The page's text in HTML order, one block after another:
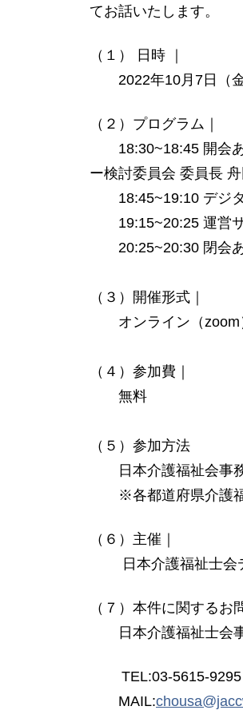
てお話いたします。
（１） 日時 ｜
2022年10月7日（金
（２）プログラム｜
18:30~18:45 開会あ
ー検討委員会 委員長 舟
18:45~19:10 デジタ
19:15~20:25 運営サ
20:25~20:30 閉会あ
（３）開催形式｜
オンライン（zoom
（４）参加費｜
無料
（５）参加方法
日本介護福祉会事務
※各都道府県介護福
（６）主催｜
日本介護福祉士会デ
（７）本件に関するお
日本介護福祉士会
TEL:03-5615-9295
MAIL: